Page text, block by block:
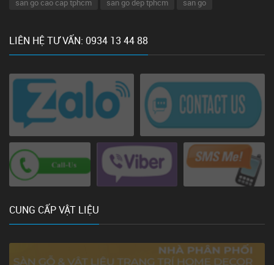
san go cao cap tphcm
san go dep tphcm san go
LIÊN HỆ TƯ VẤN: 0934 13 44 88
CUNG CẤP VẬT LIỆU